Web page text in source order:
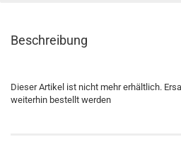
Beschreibung
Dieser Artikel ist nicht mehr erhältlich.
weiterhin bestellt werden